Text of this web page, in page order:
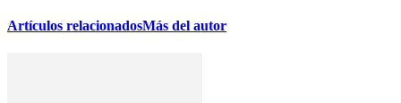
Artículos relacionadosMás del autor